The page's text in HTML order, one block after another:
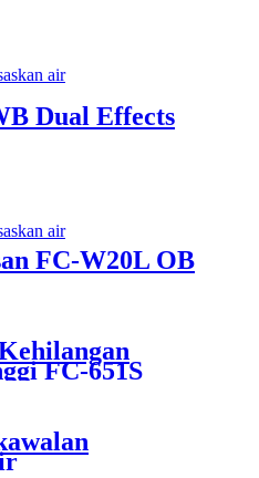
Dual Effects
FC-W20L OB
FC-651S